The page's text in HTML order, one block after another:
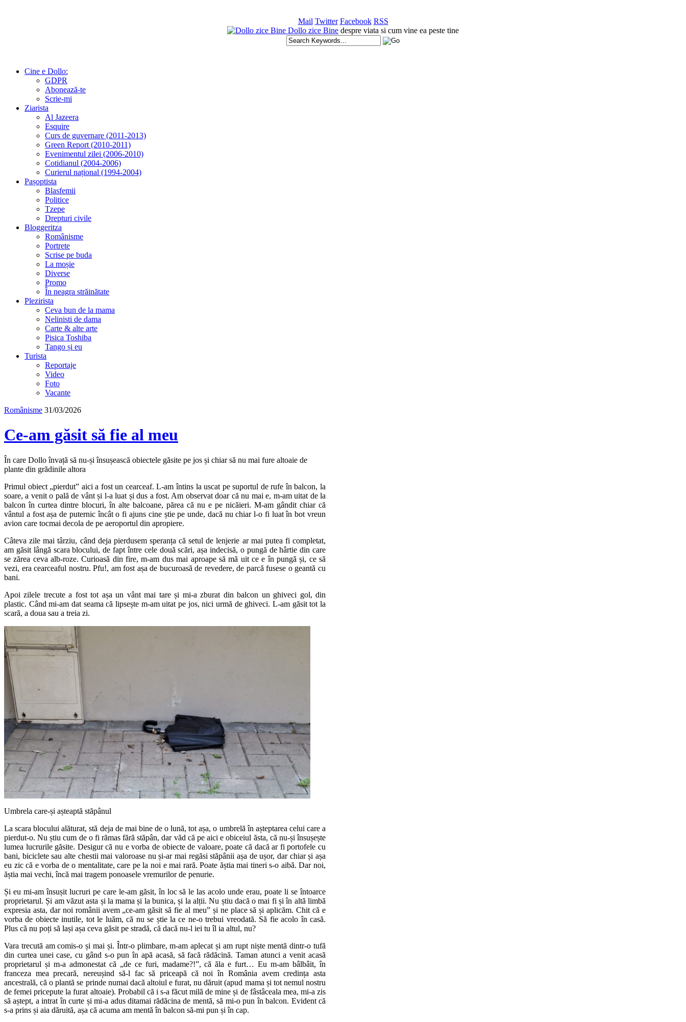
Mail Twitter Facebook RSS
Dollo zice Bine despre viata si cum vine ea peste tine
Cine e Dollo:
GDPR
Abonează-te
Scrie-mi
Ziarista
Al Jazeera
Esquire
Curs de guvernare (2011-2013)
Green Report (2010-2011)
Evenimentul zilei (2006-2010)
Cotidianul (2004-2006)
Curierul național (1994-2004)
Pașoptista
Blasfemii
Politice
Tzepe
Drepturi civile
Bloggeritza
Românisme
Portrete
Scrise pe buda
La moșie
Diverse
Promo
În neagra străinătate
Plezirista
Ceva bun de la mama
Nelinisti de dama
Carte & alte arte
Pisica Toshiba
Tango și eu
Turista
Reportaje
Video
Foto
Vacante
Românisme 31/03/2026
Ce-am găsit să fie al meu
În care Dollo învață să nu-și însușească obiectele găsite pe jos și chiar să nu mai fure altoaie de
plante din grădinile altora
Primul obiect „pierdut” aici a fost un cearceaf. L-am întins la uscat pe suportul de rufe în balcon, la
soare, a venit o pală de vânt și l-a luat și dus a fost. Am observat doar că nu mai e, m-am uitat de la
balcon în curtea dintre blocuri, în alte balcoane, părea că nu e pe nicăieri. M-am gândit chiar că
vântul a fost așa de puternic încât o fi ajuns cine știe pe unde, dacă nu chiar l-o fi luat în bot vreun
avion care tocmai decola de pe aeroportul din apropiere.
Câteva zile mai târziu, când deja pierdusem speranța că setul de lenjerie ar mai putea fi completat,
am găsit lângă scara blocului, de fapt între cele două scări, așa indecisă, o pungă de hârtie din care
se zărea ceva alb-roze. Curioasă din fire, m-am dus mai aproape să mă uit ce e în pungă și, ce să
vezi, era cearceaful nostru. Pfu!, am fost așa de bucuroasă de revedere, de parcă fusese o geantă cu
bani.
Apoi zilele trecute a fost tot așa un vânt mai tare și mi-a zburat din balcon un ghiveci gol, din
plastic. Când mi-am dat seama că lipsește m-am uitat pe jos, nici urmă de ghiveci. L-am găsit tot la
scară, a doua sau a treia zi.
Umbrela care-și așteaptă stăpânul
La scara blocului alăturat, stă deja de mai bine de o lună, tot așa, o umbrelă în așteptarea celui care a
pierdut-o. Nu știu cum de o fi rămas fără stăpân, dar văd că pe aici e obiceiul ăsta, că nu-și însușește
lumea lucrurile găsite. Desigur că nu e vorba de obiecte de valoare, poate că dacă ar fi portofele cu
bani, biciclete sau alte chestii mai valoroase nu și-ar mai regăsi stăpânii așa de ușor, dar chiar și așa
eu zic că e vorba de o mentalitate, care pe la noi e mai rară. Poate ăștia mai tineri s-o aibă. Dar noi,
ăștia mai vechi, încă mai tragem ponoasele vremurilor de penurie.
Și eu mi-am însușit lucruri pe care le-am găsit, în loc să le las acolo unde erau, poate li se întoarce
proprietarul. Și am văzut asta și la mama și la bunica, și la alții. Nu știu dacă o mai fi și în altă limbă
expresia asta, dar noi românii avem „ce-am găsit să fie al meu” și ne place să și aplicăm. Chit că e
vorba de obiecte inutile, tot le luăm, că nu se știe la ce ne-o trebui vreodată. Să fie acolo în casă.
Plus că nu poți să lași așa ceva găsit pe stradă, că dacă nu-l iei tu îl ia altul, nu?
Vara trecută am comis-o și mai și. Într-o plimbare, m-am aplecat și am rupt niște mentă dintr-o tufă
din curtea unei case, cu gând s-o pun în apă acasă, să facă rădăcină. Taman atunci a venit acasă
proprietarul și m-a admonestat că „de ce furi, madame?!”, că ăla e furt… Eu m-am bâlbâit, în
franceza mea precară, nereușind să-l fac să priceapă că noi în România avem credința asta
ancestrală, că o plantă se prinde numai dacă altoiul e furat, nu dăruit (apud mama și tot nemul nostru
de femei pricepute la furat altoaie). Probabil că i s-a făcut milă de mine și de fâstâceala mea, mi-a zis
să aștept, a intrat în curte și mi-a adus ditamai rădăcina de mentă, să mi-o pun în balcon. Evident că
s-a prins și aia dăruită, așa că acuma am mentă în balcon să-mi pun și în cap.